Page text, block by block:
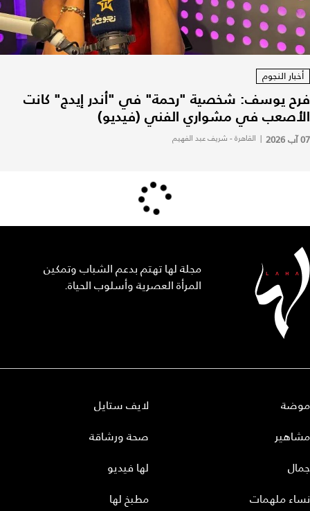
أخبار النجوم
فرح يوسف: شخصية "رحمة" في "أندر إيدج" كانت
الأصعب في مشواري الفني (فيديو)
07 آب 2026 | القاهرة - شريف عبد الفهيم
مجلة لها تهتم بدعم الشباب وتمكين
المرأة العصرية وأسلوب الحياة.
موضة
مشاهير
جمال
نساء ملهمات
لايف ستايل
صحة ورشاقة
لها فيديو
مطبخ لها